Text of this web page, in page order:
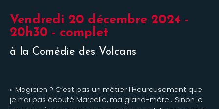
Vendredi 20 décembre 2024 -
20h30 - complet
à la Comédie des Volcans
« Magicien ? C’est pas un métier ! Heureusement que
je n’ai pas écouté Marcelle, ma grand-mère… Sinon je